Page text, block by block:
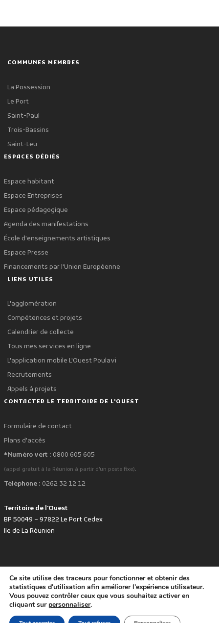
COMMUNES MEMBRES
La Possession
Le Port
Saint-Paul
Trois-Bassins
Saint-Leu
ESPACES DÉDIÉS
Espace habitant
Espace Entreprises
Espace pédagogique
Agenda des manifestations
École d'enseignements artistiques
Espace Presse
Financements par l'Union Européenne
LIENS UTILES
L'agglomération
Compétences et projets
Calendrier de collecte
Tous mes services en ligne
L'application mobile L'Ouest Poulavi
Recrutements
Appels à projets
CONTACTER LE TERRITOIRE DE L'OUEST
Formulaire de contact
Plans d'accès
*Numéro vert : 0800 605 605
(appel gratuit à la Réunion à partir d'un poste fixe).
Téléphone : 0262 32 12 12
Territoire de l'Ouest
BP 50049 – 97822 Le Port Cedex
Ile de La Réunion
Développé avec favoritepar le Territoire de l'Ouest © www.tco.re -2026.
Politique de protection des données personnelles
Mentions légales
Accessibilité : non conforme
Ce site utilise des traceurs pour fonctionner et obtenir des
statistiques d'utilisation afin améliorer l'expérience utilisateur.
Vous pouvez contrôler ceux que vous souhaitez activer en
cliquant sur personnaliser.